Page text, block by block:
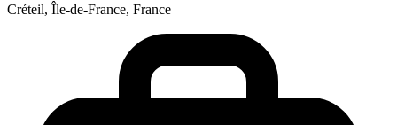
Créteil, Île-de-France, France